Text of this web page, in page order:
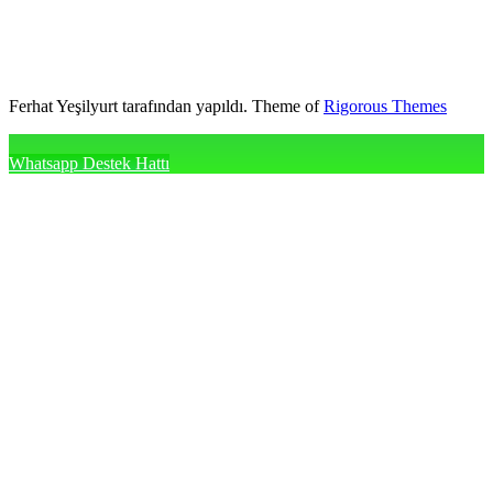
Ferhat Yeşilyurt tarafından yapıldı. Theme ofRigorous Themes
Whatsapp Destek Hattı